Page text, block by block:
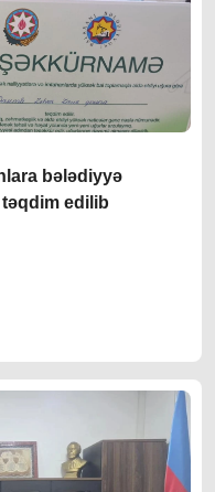
bələdiyyə
edilib